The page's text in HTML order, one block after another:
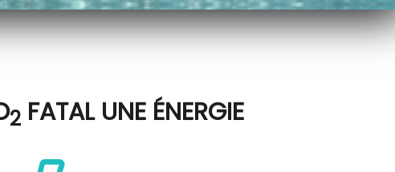
2FATAL UNE ÉNERGIE